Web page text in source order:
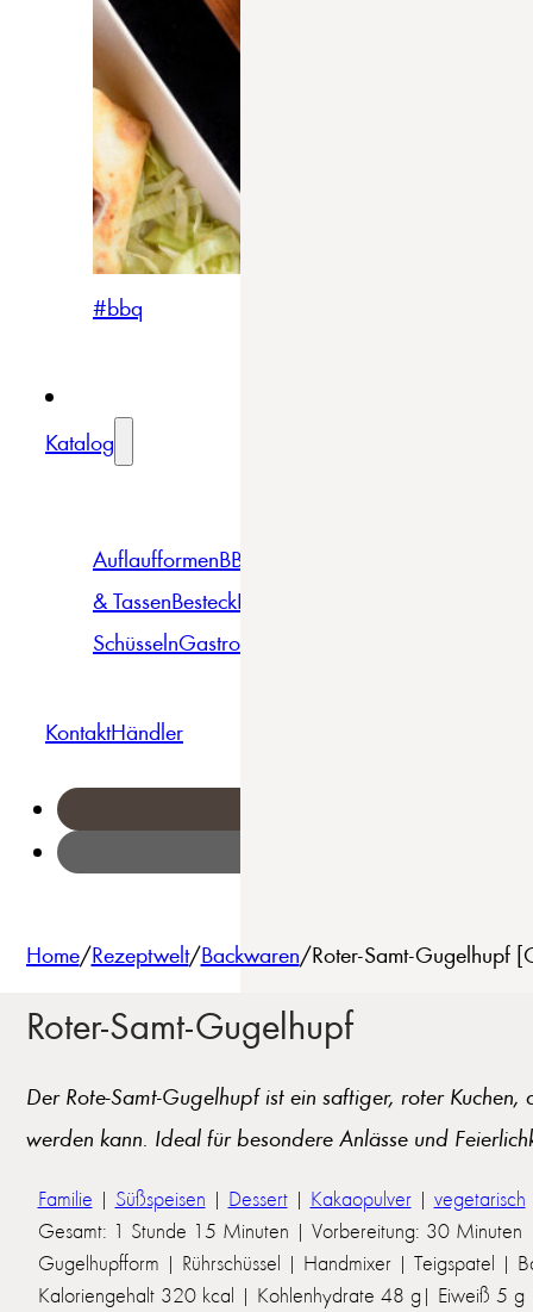
#bbq
Katalog
AuflaufformenBBQ
& TassenBesteckBowls &
SchüsselnGastro
KontaktHändler
Home/Rezeptwelt/Backwaren/Roter-Samt-Gugelhupf
Roter-Samt-Gugelhupf
Der Rote-Samt-Gugelhupf ist ein saftiger, roter
werden kann. Ideal für besondere Anlässe und
Familie | Süßspeisen | Dessert| Kakaopulver| vegetarisch
Gesamt: 1 Stunde 15 Minuten | Vorbereitung: 30
Gugelhupfform | Rührschüssel | Handmixer | Teigspatel |
Kaloriengehalt 320 kcal | Kohlenhydrate 48 g| Eiweiß 5